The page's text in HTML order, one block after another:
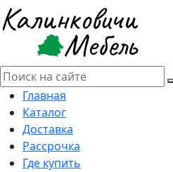
Главная
Каталог
Доставка
Рассрочка
Где купить